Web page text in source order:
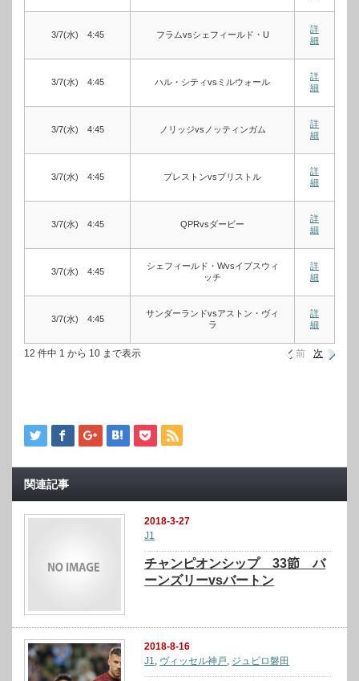
3/7(水) 4:45 フラムvsシェフィールド・U
詳
細
3/7(水) 4:45 ハル・シティvsミルウォール
詳
細
3/7(水) 4:45 ノリッジvsノッティンガム
詳
細
3/7(水) 4:45 プレストンvsブリストル
詳
細
3/7(水) 4:45 QPRvsダービー
詳
細
3/7(水) 4:45
シェフィールド・Wvsイプスウィ
ッチ
詳
細
3/7(水) 4:45
サンダーランドvsアストン・ヴィ
ラ
詳
細
12 件中 1 から 10 まで表示 前 次
関連記事
2018-3-27
J1
チャンピオンシップ 33節 バ
ーンズリーvsバートン
2018-8-16
J1, ヴィッセル神戸, ジュビロ磐田